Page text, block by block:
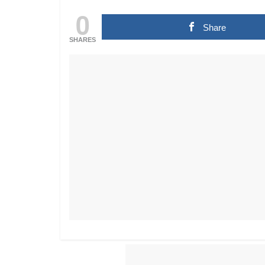
0
SHARES
Share